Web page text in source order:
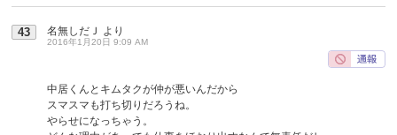
43 名無しだＪ より
2016年1月20日 9:09 AM
中居くんとキムタクが仲が悪いんだから
スマスマも打ち切りだろうね。
やらせになっちゃう。